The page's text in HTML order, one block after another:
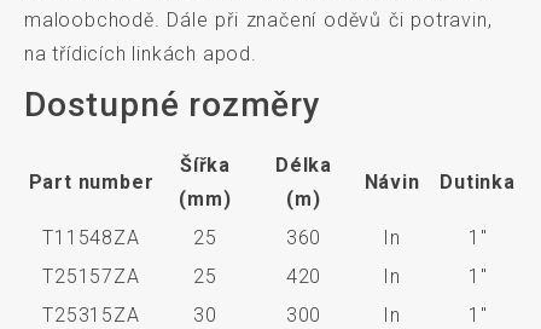
maloobchodě. Dále při značení oděvů či potravin,
na třídicích linkách apod.
Dostupné rozměry
Part number
Šířka
(mm)
Délka
(m)
Návin Dutinka
T11548ZA 25 360 In
1"
T25157ZA
25 420 In
1"
T25315ZA
30 300 In
1"